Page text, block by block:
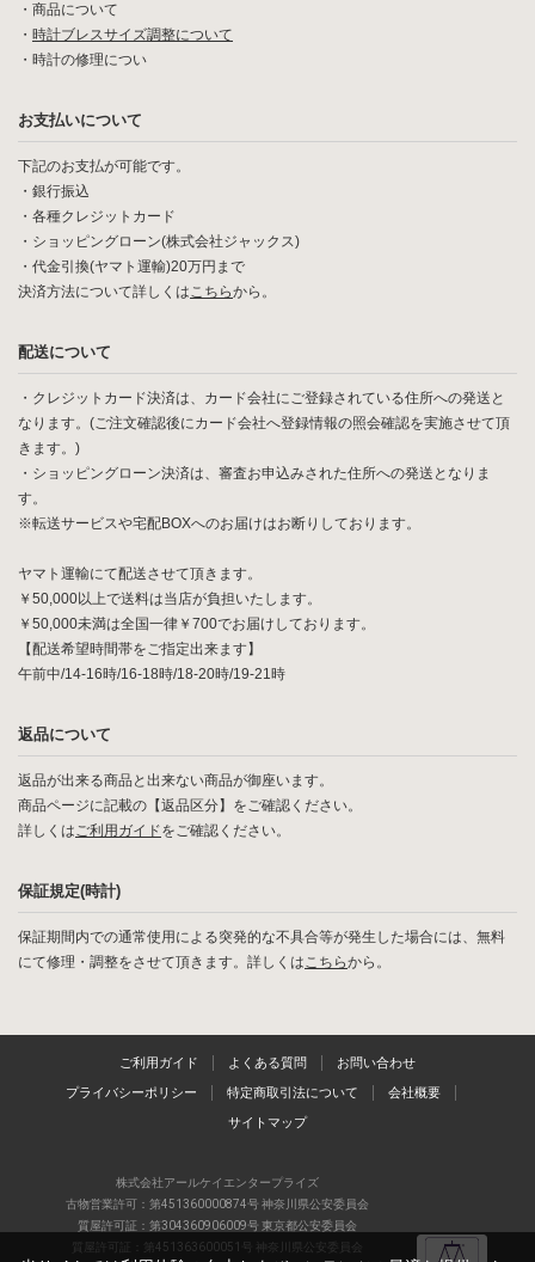
・ 商品について
・ 時計ブレスサイズ調整について
・ 時計の修理につい
お支払いについて
下記のお支払が可能です。
・銀行振込
・各種クレジットカード
・ショッピングローン(株式会社ジャックス)
・代金引換(ヤマト運輸)20万円まで
決済方法について詳しくはこちらから。
配送について
・クレジットカード決済は、カード会社にご登録されている住所への発送と
なります。(ご注文確認後にカード会社へ登録情報の照会確認を実施させて頂
きます。)
・ショッピングローン決済は、審査お申込みされた住所への発送となりま
す。
※転送サービスや宅配BOXへのお届けはお断りしております。
ヤマト運輸にて配送させて頂きます。
￥50,000以上で送料は当店が負担いたします。
￥50,000未満は全国一律￥700でお届けしております。
【配送希望時間帯をご指定出来ます】
午前中/14-16時/16-18時/18-20時/19-21時
返品について
返品が出来る商品と出来ない商品が御座います。
商品ページに記載の【返品区分】をご確認ください。
詳しくはご利用ガイドをご確認ください。
保証規定(時計)
保証期間内での通常使用による突発的な不具合等が発生した場合には、無料
にて修理・調整をさせて頂きます。詳しくはこちらから。
ご利用ガイド よくある質問 お問い合わせ
プライバシーポリシー 特定商取引法について 会社概要
サイトマップ
株式会社アールケイエンタープライズ
古物営業許可：第451360000874号 神奈川県公安委員会
質屋許可証：第304360906009号 東京都公安委員会
質屋許可証：第451363600051号 神奈川県公安委員会